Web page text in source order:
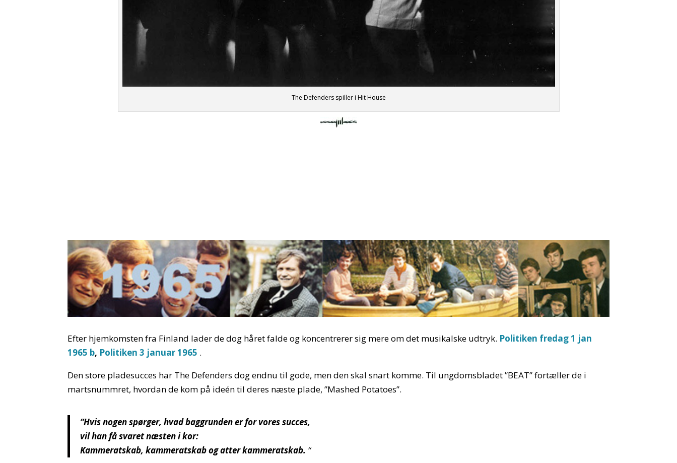
The Defenders spiller i Hit House
Efter hjemkomsten fra Finland lader de dog håret falde og koncentrerer sig mere om det musikalske udtryk. Politiken fredag 1 jan
1965 b, Politiken 3 januar 1965 .
Den store pladesucces har The Defenders dog endnu til gode, men den skal snart komme. Til ungdomsbladet ”BEAT” fortæller de i
martsnummret, hvordan de kom på ideén til deres næste plade, ”Mashed Potatoes”.
“Hvis nogen spørger, hvad baggrunden er for vores succes,
vil han få svaret næsten i kor:
Kammeratskab, kammeratskab og atter kammeratskab. “